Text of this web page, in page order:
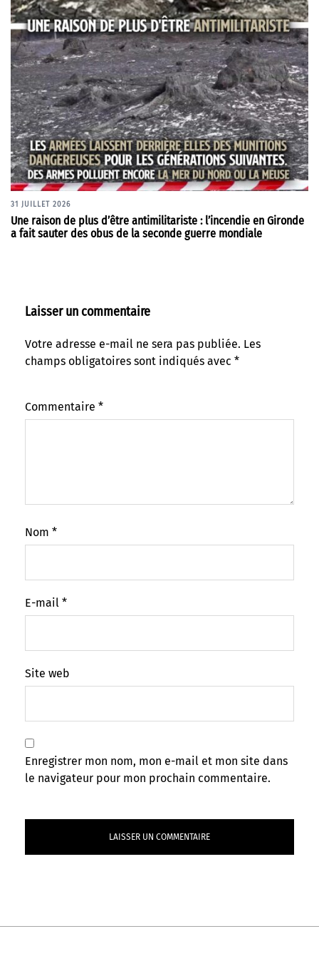
31 JUILLET 2026
Une raison de plus d’être antimilitariste : l’incendie en Gironde
a fait sauter des obus de la seconde guerre mondiale
Laisser un commentaire
Votre adresse e-mail ne sera pas publiée. Les
champs obligatoires sont indiqués avec *
Commentaire *
Nom *
E-mail *
Site web
Enregistrer mon nom, mon e-mail et mon site dans
le navigateur pour mon prochain commentaire.